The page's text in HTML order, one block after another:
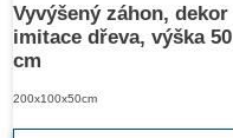
Vyvýšený záhon, dekor
imitace dřeva, výška 50
cm
200x100x50cm